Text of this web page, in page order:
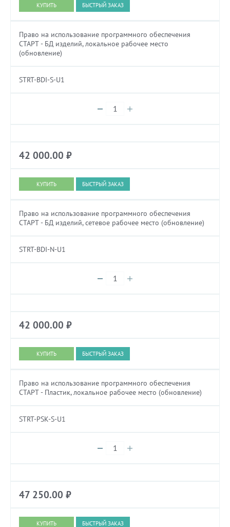
БЫСТРЫЙ ЗАКАЗ
Право на использование программного обеспечения
СТАРТ - БД изделий, локальное рабочее место
(обновление)
STRT-BDI-S-U1
42 000.00 ₽
БЫСТРЫЙ ЗАКАЗ
Право на использование программного обеспечения
СТАРТ - БД изделий, сетевое рабочее место (обновление)
STRT-BDI-N-U1
42 000.00 ₽
БЫСТРЫЙ ЗАКАЗ
Право на использование программного обеспечения
СТАРТ - Пластик, локальное рабочее место (обновление)
STRT-PSK-S-U1
47 250.00 ₽
БЫСТРЫЙ ЗАКАЗ